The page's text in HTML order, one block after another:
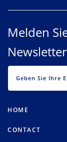
Melden
HOME
CONTACT